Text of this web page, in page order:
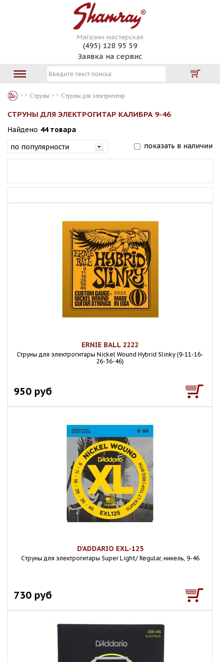
Магазин-мастерская
(495) 128 95 59
Заявка на сервис
Струны Струны для электрогитар
СТРУНЫ ДЛЯ ЭЛЕКТРОГИТАР КАЛИБРА 9-46
Найдено 44 товара
показать в наличии
ERNIE BALL 2222
Струны для электрогитары Nickel Wound Hybrid Slinky (9-11-16-
26-36-46)
950 руб
D'ADDARIO EXL-125
Cтруны для электрогитары Super Light/ Regular, никель, 9-46
730 руб